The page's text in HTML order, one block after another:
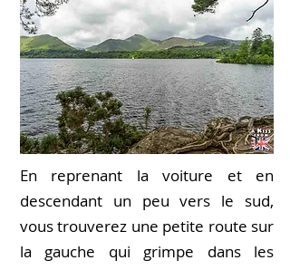
En reprenant la voiture et en
descendant un peu vers le sud,
vous trouverez une petite route sur
la gauche qui grimpe dans les